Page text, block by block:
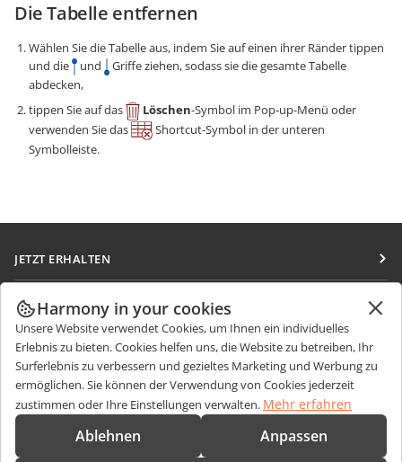
Die Tabelle entfernen
Wählen Sie die Tabelle aus, indem Sie auf einen ihrer Ränder tippen
und die
und
Griffe ziehen, sodass sie die gesamte Tabelle
abdecken,
tippen Sie auf das
Löschen-Symbol im Pop-up-Menü oder
verwenden Sie das
Shortcut-Symbol in der unteren
Symbolleiste.
JETZT ERHALTEN
Docs
DocSpace
Workspace
Integrations-Apps
Desktop-Apps
Mobile Apps
ZUSAMMENARBEITEN
Für Mitwirkende
Für Übersetzer
Für Influencer
Stellenangebote
NACHRICHTEN ERHALTEN
Blog
HILFE ERHALTEN
Forum
Harmony in your cookies
Unsere Website verwendet Cookies, um Ihnen ein individuelles
Erlebnis zu bieten. Cookies helfen uns, die Website zu betreiben, Ihr
Surferlebnis zu verbessern und gezieltes Marketing und Werbung zu
ermöglichen. Sie können der Verwendung von Cookies jederzeit
zustimmen oder Ihre Einstellungen verwalten. Mehr erfahren
Ablehnen Anpassen